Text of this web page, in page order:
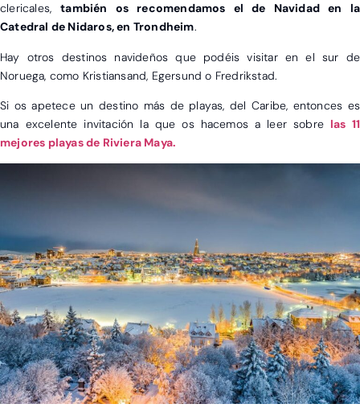
clericales,también os recomendamos el de Navidad en la
Catedral de Nidaros, en Trondheim.
Hay otros destinos navideños que podéis visitar en el sur de
Noruega, como Kristiansand, Egersund o Fredrikstad.
Si os apetece un destino más de playas, del Caribe, entonces es
una excelente invitación la que os hacemos a leer sobre las 11
mejores playas de Riviera Maya.